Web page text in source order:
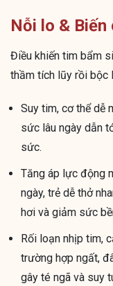
Nỗi lo & Biến
Điều khiến tim bẩm
thầm tích lũy rồi bộc
Suy tim, cơ thể dễ
sức lâu ngày dẫn
sức.
Tăng áp lực động
ngày, trẻ dễ thở
hơi và giảm sức
Rối loạn nhịp tim,
trường hợp ngất,
gây té ngã và suy